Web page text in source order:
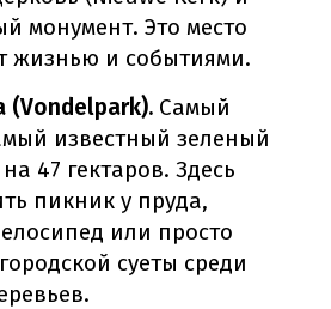
монумент. Это место
жизнью и событиями.
(Vondelpark). Самый
известный зеленый
47 гектаров. Здесь
пикник у пруда,
или просто
суеты среди